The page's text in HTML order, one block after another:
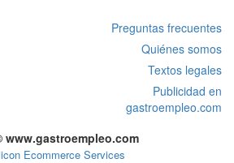
Preguntas frecuentes
Quiénes somos
Textos legales
Publicidad en
gastroempleo.com
www.gastroempleo.com
Ecommerce Services